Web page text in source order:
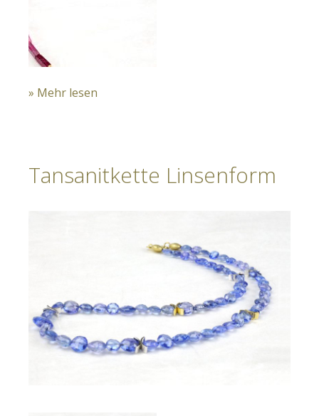
» Mehr lesen
Tansanitkette Linsenform